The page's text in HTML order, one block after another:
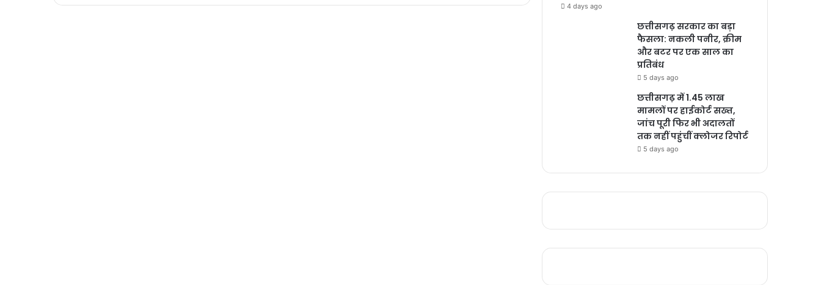
4 days ago
छत्तीसगढ़ सरकार का बड़ा
फैसला: नकली पनीर, क्रीम
और बटर पर एक साल का
प्रतिबंध
5 days ago
छत्तीसगढ़ में 1.45 लाख
मामलों पर हाईकोर्ट सख्त,
जांच पूरी फिर भी अदालतों
तक नहीं पहुंचीं क्लोजर रिपोर्ट
5 days ago